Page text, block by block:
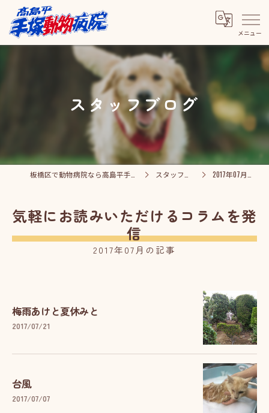
スタッフブログ
スタッフブログ 2017年07月の記事
気軽にお読みいただけるコラムを発
信
2017年07月の記事
梅雨あけと夏休みと
2017/07/21
台風
2017/07/07